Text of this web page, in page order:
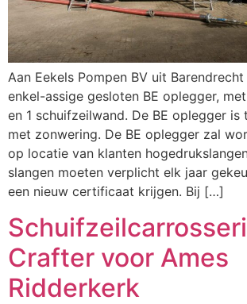
Aan Eekels Pompen BV uit
enkel-assige gesloten BE oplegger,
en 1 schuifzeilwand. De BE oplegger is
met zonwering. De BE oplegger zal
op locatie van klanten
slangen moeten verplicht elk jaar
een nieuw certificaat krijgen. Bij […]
Crafter voor Ames
Ridderkerk